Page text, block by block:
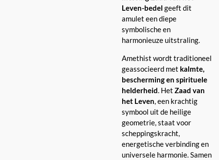
Leven-bedel geeft dit
amulet een diepe
symbolische en
harmonieuze uitstraling.
Amethist wordt traditioneel
geassocieerd met kalmte,
bescherming en spirituele
helderheid. Het Zaad van
het Leven, een krachtig
symbool uit de heilige
geometrie, staat voor
scheppingskracht,
energetische verbinding en
universele harmonie. Samen